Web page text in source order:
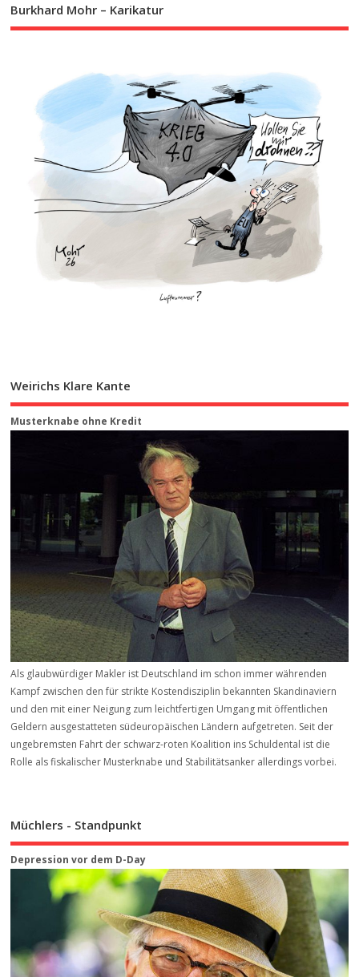
Burkhard Mohr – Karikatur
Weirichs Klare Kante
Musterknabe ohne Kredit
Als glaubwürdiger Makler ist Deutschland im schon immer währenden
Kampf zwischen den für strikte Kostendisziplin bekannten Skandinaviern
und den mit einer Neigung zum leichtfertigen Umgang mit öffentlichen
Geldern ausgestatteten südeuropäischen Ländern aufgetreten. Seit der
ungebremsten Fahrt der schwarz-roten Koalition ins Schuldental ist die
Rolle als fiskalischer Musterknabe und Stabilitätsanker allerdings vorbei.
Müchlers - Standpunkt
Depression vor dem D-Day